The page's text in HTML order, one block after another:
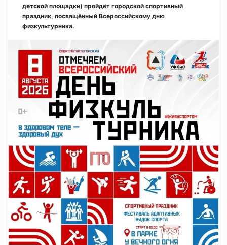
детской площадки) пройдёт городской спортивный
праздник, посвящённый Всероссийскому дню
физкультурника.